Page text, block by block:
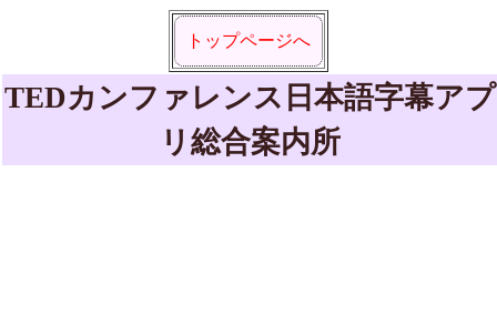
トップページへ
TEDカンファレンス日本語字幕アプ
リ総合案内所